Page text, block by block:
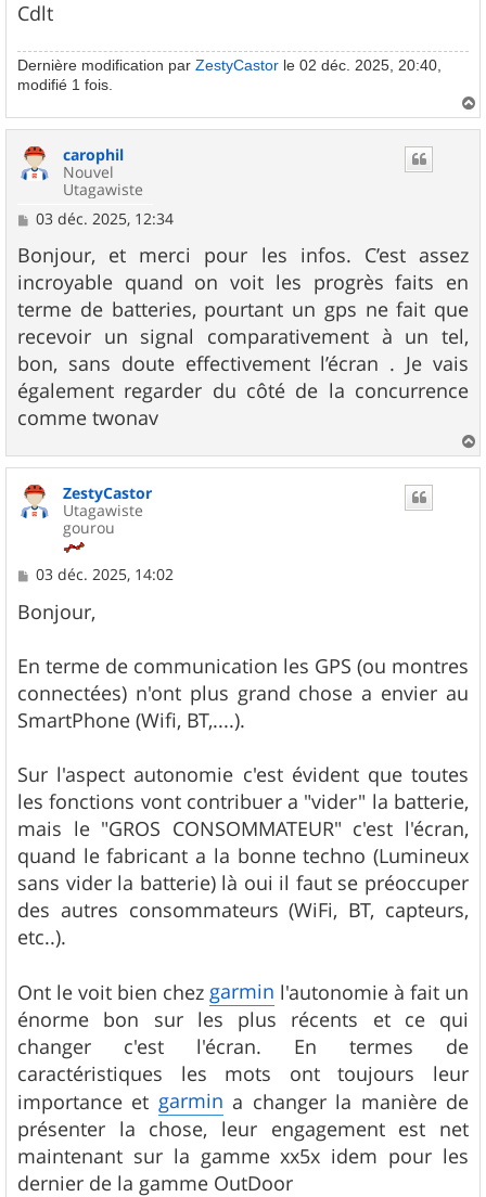
Cdlt
Dernière modification par ZestyCastor le 02 déc. 2025, 20:40,
modifié 1 fois.
a
carophil
Nouvel
Utagawiste
M
s
s
a
g
e
03 déc. 2025, 12:34
Bonjour, et merci pour les infos. C’est assez
incroyable quand on voit les progrès faits en
terme de batteries, pourtant un gps ne fait que
recevoir un signal comparativement à un tel,
bon, sans doute effectivement l’écran . Je vais
également regarder du côté de la concurrence
comme twonav
a
ZestyCastor
Utagawiste
gourou
M
s
s
g
e
03 déc. 2025, 14:02
Bonjour,
En terme de communication les GPS (ou montres
connectées) n'ont plus grand chose a envier au
SmartPhone (Wifi, BT,....).
Sur l'aspect autonomie c'est évident que toutes
les fonctions vont contribuer a "vider" la batterie,
mais le "GROS CONSOMMATEUR" c'est l'écran,
quand le fabricant a la bonne techno (Lumineux
sans vider la batterie) là oui il faut se préoccuper
des autres consommateurs (WiFi, BT, capteurs,
etc..).
Ont le voit bien chez garmin l'autonomie à fait un
énorme bon sur les plus récents et ce qui
changer c'est l'écran. En termes de
caractéristiques les mots ont toujours leur
importance et garmin a changer la manière de
présenter la chose, leur engagement est net
maintenant sur la gamme xx5x idem pour les
dernier de la gamme OutDoor